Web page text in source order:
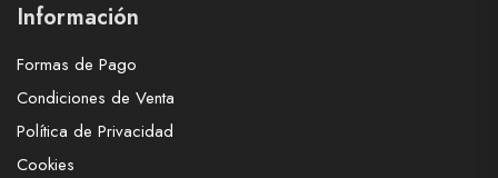
Información
Formas de Pago
Condiciones de Venta
Política de Privacidad
Cookies